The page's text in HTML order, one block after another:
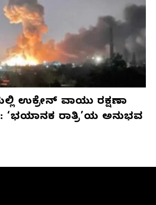
ಉಕ್ರೇನ್ ವಾಯು ರಕ್ಷಣಾ
‘ಭಯಾನಕ ರಾತ್ರಿ’ಯ ಅನುಭವ